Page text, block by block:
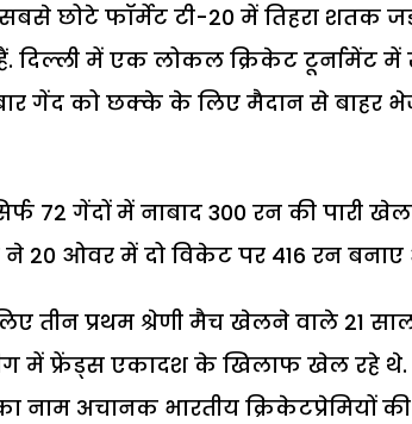
छोटे फॉर्मेट टी-20 में तिहरा शतक
दिल्ली में एक लोकल क्रिकेट टूर्नामेंट
गेंद को छक्के के लिए मैदान से बाहर
72 गेंदों में नाबाद 300 रन की
20 ओवर में दो विकेट पर 416 रन
तीन प्रथम श्रेणी मैच खेलने वाले 21
में फ्रेंड्स एकादश के खिलाफ खेल रहे
नाम अचानक भारतीय क्रिकेटप्रेमियों